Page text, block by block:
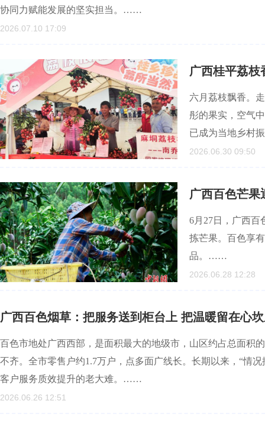
协同力赋能发展的坚实担当。……
2026.07.10 17:09
广西桂平荔枝
六月荔枝飘香。
彤的果实，空气
已成为当地乡村
2026.06.30 09:50
广西百色芒果
6月27日，广西百
拣芒果。百色享
品。……
2026.06.28 12:28
广西百色烟草：把服务送到柜台上 把温暖留在心
百色市地处广西西部，是面积最大的地级市，山区约占总面积
不齐。全市零售户约1.7万户，点多面广线长。长期以来，“情
客户服务质效提升的老大难。……
2026.06.26 12:51